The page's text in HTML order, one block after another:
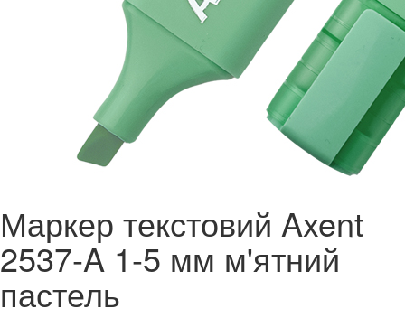
Маркер текстовий Axent
2537-A 1-5 мм м'ятний
пастель